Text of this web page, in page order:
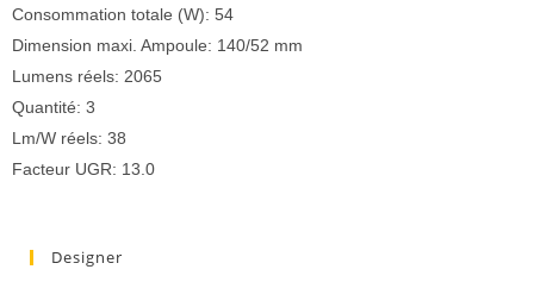
Consommation totale (W): 54
Dimension maxi. Ampoule: 140/52 mm
Lumens réels: 2065
Quantité: 3
Lm/W réels: 38
Facteur UGR: 13.0
Designer